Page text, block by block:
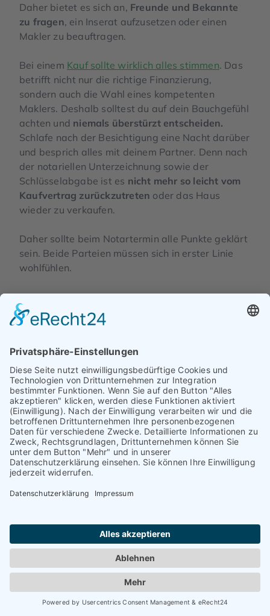
Daher bietet es sich an, Freunde und Bekannte
zu fragen, ein Inserat aufzusetzen oder einen
Makler zu beauftragen.
Bei einem Kauf sollte wirklich alles stimmen. Das
betrifft nicht nur die richtige Finanzierung,
sondern auch die Wahl eines kompetenten
Maklers. Deshalb solltest du auf dein Bauchgefühl
achten und niemals überstürzt entscheiden.
Schlafe nach der Besichtigung eine Nacht darüber
und besprich alles mit deinem Partner. Denn nach
der notariellen Unterzeichnung sowie der
Schlüsselabgabe ist es nicht mehr so leicht vom
Kaufvertrag zurückzutreten oder das Haus
wieder zu verkaufen.
Daher sollte beim Notartermin alle Punkte geklärt
sein. Beide Parteien müssen sich in erster Linie
wohlfühlen.
WEITERFÜHRENDE INFORMATIONEN
Immobilien verkaufen
Home Staging
Fix und Flip
Verkaufsmakler